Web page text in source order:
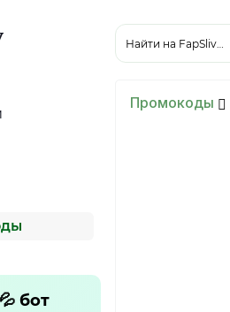
бот
Найти на FapSliv…
Промокоды